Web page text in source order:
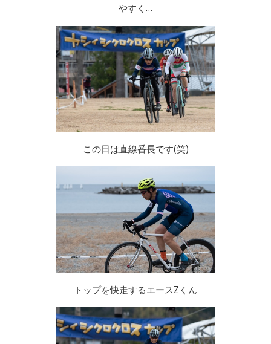
やすく…
この日は直線番長です(笑)
トップを快走するエースZくん